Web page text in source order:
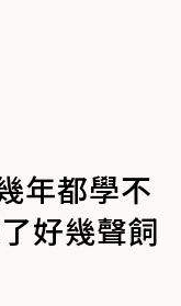
年都學不
好幾聲飼